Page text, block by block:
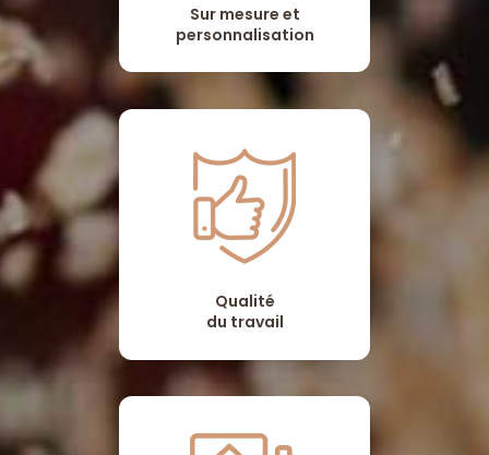
Sur mesure et
personnalisation
Qualité
du travail